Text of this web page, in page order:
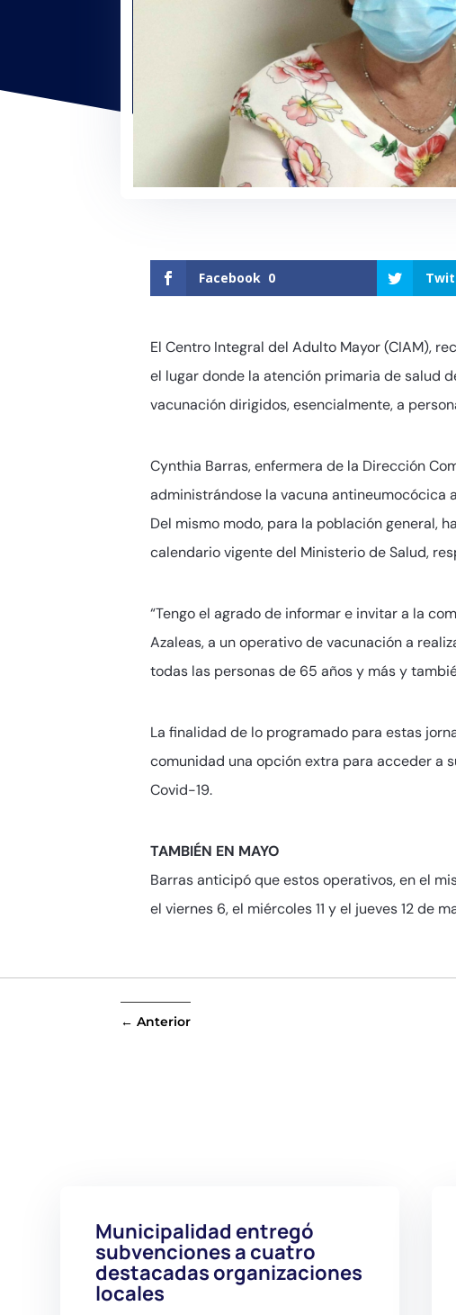
Facebook 0
El Centro Integral del Adulto Mayor (CIAM),
el lugar donde la atención primaria de salud
vacunación dirigidos, esencialmente, a
Cynthia Barras, enfermera de la Dirección
administrándose la vacuna antineumocócica
Del mismo modo, para la población general,
calendario vigente del Ministerio de Salud,
“Tengo el agrado de informar e invitar a la
Azaleas, a un operativo de vacunación a
todas las personas de 65 años y más y
La finalidad de lo programado para estas
comunidad una opción extra para acceder a
Covid-19.
TAMBIÉN EN MAYO
Barras anticipó que estos operativos, en el
el viernes 6, el miércoles 11 y el jueves 12 de
←Anterior
Municipalidad entregó
subvenciones a cuatro
destacadas organizaciones
locales